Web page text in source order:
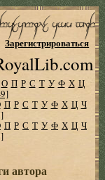
Зарегистрироваться
О П Р С Т У Ф Х Ц
П Р С Т У Ф Х Ц Ч
П Р С Т У Ф Х Ц Ч
автора